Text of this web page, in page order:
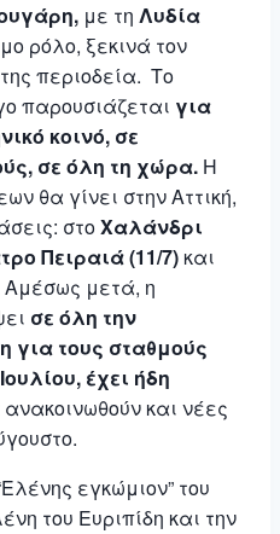
με τη Λυδία
ρόλο, ξεκινά τον
περιοδεία. Το
παρουσιάζεται για
κοινό, σε
σε όλη τη χώρα. Η
θα γίνει στην Αττική,
στοΧαλάνδρι
Πειραιά (11/7) και
Αμέσως μετά, η
σε όλη την
για τους σταθμούς
έχει ήδη
και νέες
εγκώμιον” του
του Ευριπίδη και την